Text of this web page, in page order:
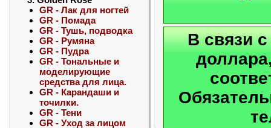
GR - Лак для ногтей
GR - Помада
GR - Тушь, подводка
GR - Румяна
GR - Пудра
GR - Тональные и
моделирующие
средства для лица.
GR - Карандаши и
точилки.
GR - Тени
GR - Уход за лицом
В связи